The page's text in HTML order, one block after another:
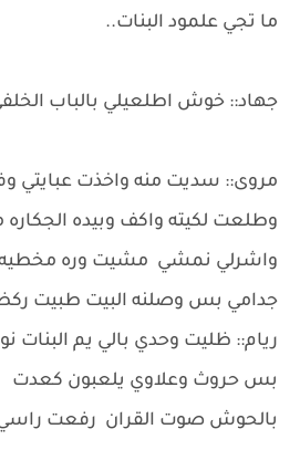
ما تجي علمود البنات..
جهاد:: خوش اطلعيلي بالباب
مروى:: سديت منه واخذت عبايتي
وطلعت لكيته واكف وبيده
واشرلي نمشي مشيت وره
جدامي بس وصلنه البيت طبيت
ريام:: ظليت وحدي بالي يم
بس حروث وعلاوي يلعبون كعدت
بالحوش صوت القران رفعت